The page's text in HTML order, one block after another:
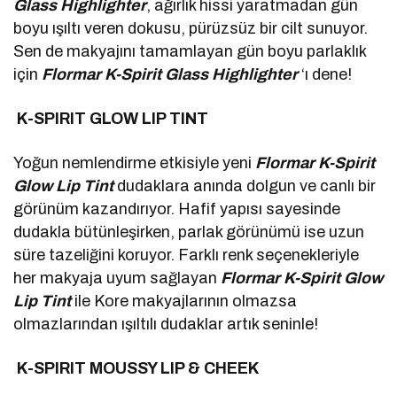
Glass Highlighter, ağırlık hissi yaratmadan gün
boyu ışıltı veren dokusu, pürüzsüz bir cilt sunuyor.
Sen de makyajını tamamlayan gün boyu parlaklık
için Flormar K-Spirit Glass Highlighter‘ı dene!
K-SPIRIT GLOW LIP TINT
Yoğun nemlendirme etkisiyle yeni Flormar K-Spirit
Glow Lip Tintdudaklara anında dolgun ve canlı bir
görünüm kazandırıyor. Hafif yapısı sayesinde
dudakla bütünleşirken, parlak görünümü ise uzun
süre tazeliğini koruyor. Farklı renk seçenekleriyle
her makyaja uyum sağlayan Flormar K-Spirit Glow
Lip Tintile Kore makyajlarının olmazsa
olmazlarından ışıltılı dudaklar artık seninle!
K-SPIRIT MOUSSY LIP & CHEEK